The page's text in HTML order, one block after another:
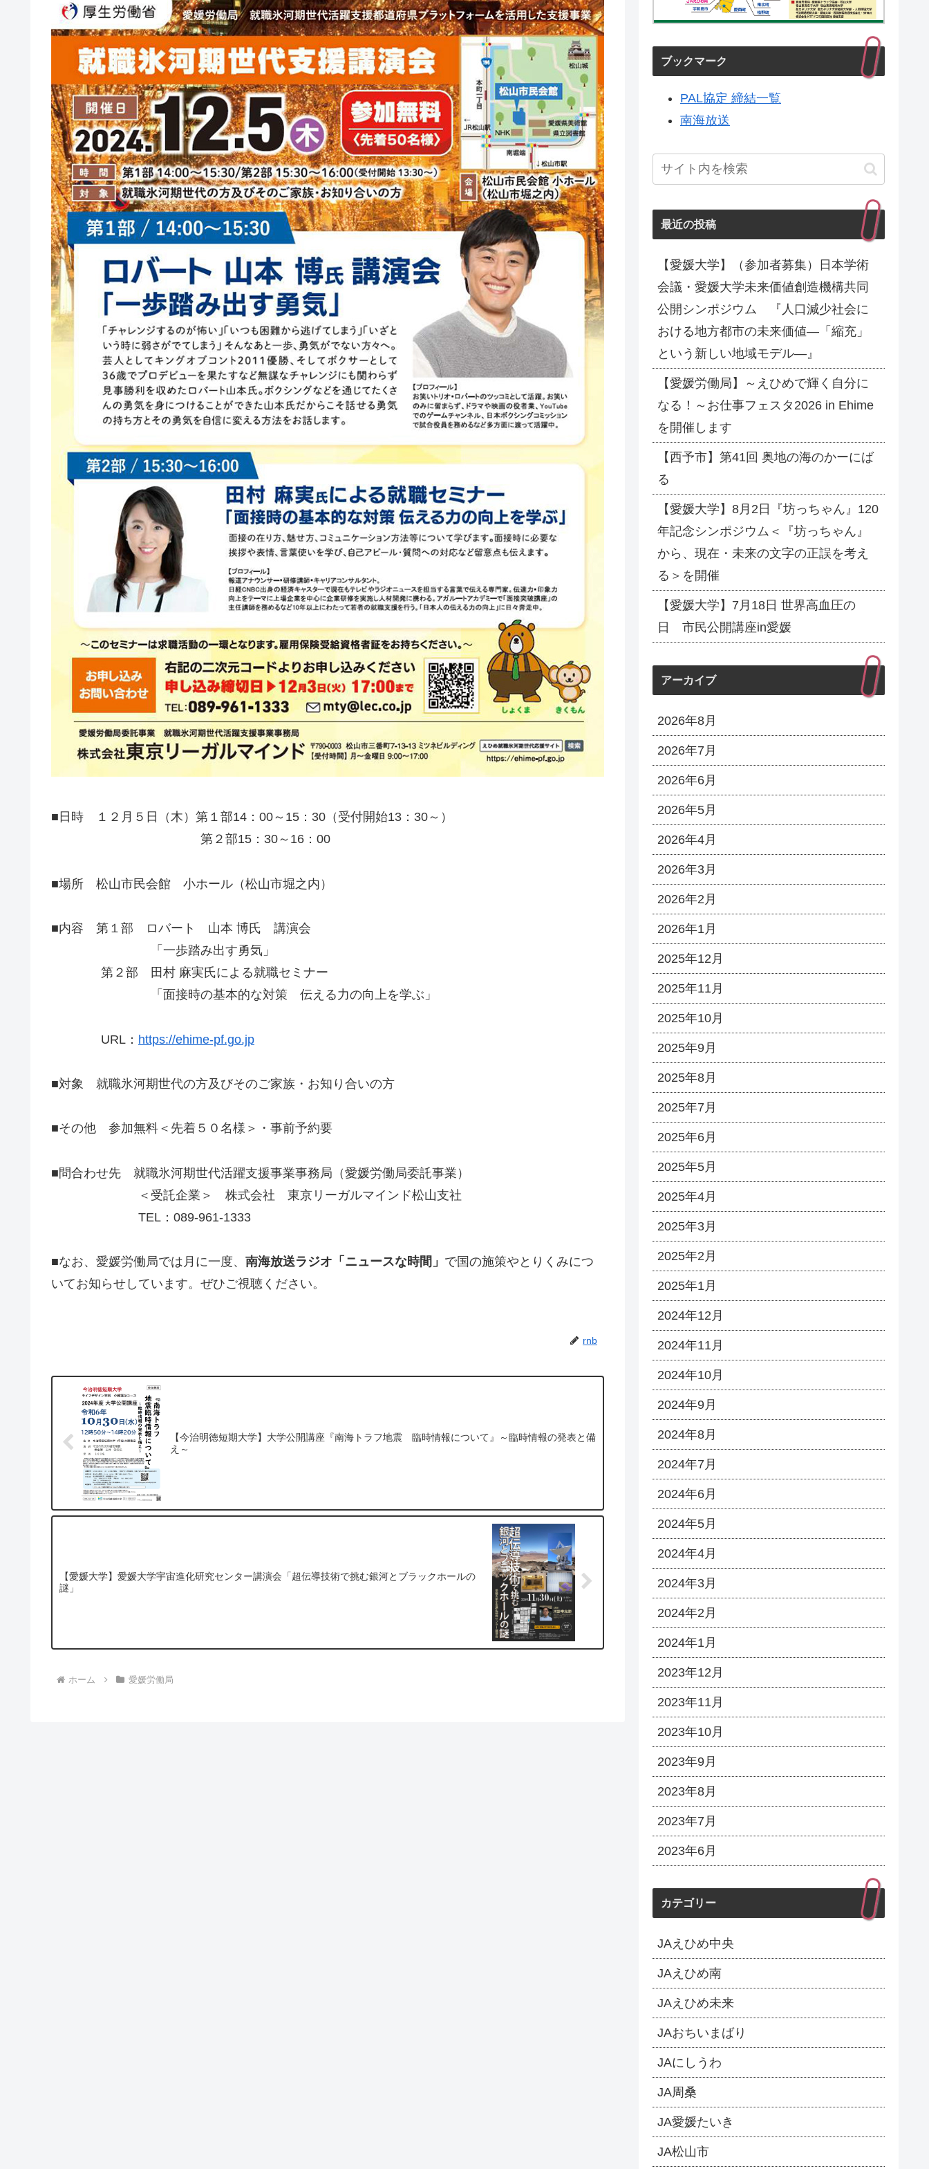
■日時 １２月５日（木）第１部14：00～15：30（受付開始13：30～）
第２部15：30～16：00
■場所 松山市民会館 小ホール（松山市堀之内）
■内容 第１部 ロバート 山本 博氏 講演会
「一歩踏み出す勇気」
第２部 田村 麻実氏による就職セミナー
「面接時の基本的な対策 伝える力の向上を学ぶ」
URL： https://ehime-pf.go.jp
■対象 就職氷河期世代の方及びそのご家族・お知り合いの方
■その他 参加無料＜先着５０名様＞・事前予約要
■問合わせ先 就職氷河期世代活躍支援事業事務局（愛媛労働局委託事業）
＜受託企業＞ 株式会社 東京リーガルマインド松山支社
TEL：089-961-1333
■なお、愛媛労働局では月に一度、 南海放送ラジオ「ニュースな時間」 で国の施策やとりくみにつ
いてお知らせしています。ぜひご視聴ください。
rnb
【今治明徳短期大学】大学公開講座『南海トラフ地震 臨時情報について』～臨時情報の発表と備
え～
【愛媛大学】愛媛大学宇宙進化研究センター講演会「超伝導技術で挑む銀河とブラックホールの
謎」
ホーム 愛媛労働局
ブックマーク
PAL協定 締結一覧
南海放送
最近の投稿
【愛媛大学】（参加者募集）日本学術
会議・愛媛大学未来価値創造機構共同
公開シンポジウム 『人口減少社会に
おける地方都市の未来価値―「縮充」
という新しい地域モデル―』
【愛媛労働局】～えひめで輝く自分に
なる！～お仕事フェスタ2026 in Ehime
を開催します
【西予市】第41回 奥地の海のかーにば
る
【愛媛大学】8月2日『坊っちゃん』120
年記念シンポジウム＜『坊っちゃん』
から、現在・未来の文字の正誤を考え
る＞を開催
【愛媛大学】7月18日 世界高血圧の
日 市民公開講座in愛媛
アーカイブ
2026年8月
2026年7月
2026年6月
2026年5月
2026年4月
2026年3月
2026年2月
2026年1月
2025年12月
2025年11月
2025年10月
2025年9月
2025年8月
2025年7月
2025年6月
2025年5月
2025年4月
2025年3月
2025年2月
2025年1月
2024年12月
2024年11月
2024年10月
2024年9月
2024年8月
2024年7月
2024年6月
2024年5月
2024年4月
2024年3月
2024年2月
2024年1月
2023年12月
2023年11月
2023年10月
2023年9月
2023年8月
2023年7月
2023年6月
カテゴリー
JAえひめ中央
JAえひめ南
JAえひめ未来
JAおちいまばり
JAにしうわ
JA周桑
JA愛媛たいき
JA松山市